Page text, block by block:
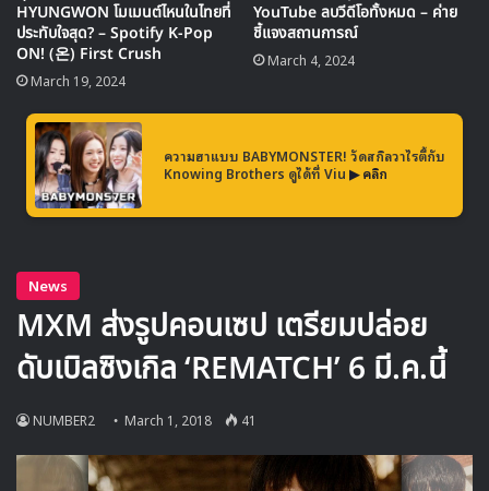
สำหรับประเทศไทย เป็นประเทศแรกในเอเชียที่ได้ยืนยันการจัด
คอนเสิร์ตครั้งนี้ของ MONSTA X แล้ว โดยคอนเสิร์ตครั้งนี้จะ
จัดขึ้นที่ ธันเดอร์โดม เมืองทองธานี คอยติดตามรายละเอียดเพิ่ม
เติมกันได้เร็วๆนี้
HYUNGWON โมเมนต์ไหนในไทยที่
ประทับใจสุด? – Spotify K-Pop
ON! (온) First Crush
March 19, 2024
YouTube ลบวีดีโอทั้งหมด – ค่าย
ชี้แจงสถานการณ์
March 4, 2024
ความฮาแบบ BABYMONSTER! วัดสกิลวาไรตี้กับ
Knowing Brothers ดูได้ที่ Viu ▶ คลิก